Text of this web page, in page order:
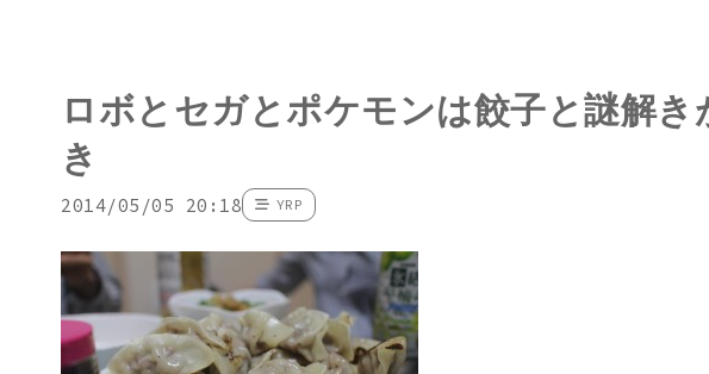
ロボとセガとポケモンは餃子と謎解き
き
2014/05/05 20:18 YRP